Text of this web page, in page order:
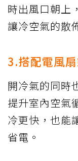
時出風口朝上
讓冷空氣的散
3.搭配電風
開冷氣的同時
提升室內空氣
冷更快，也能
省電。